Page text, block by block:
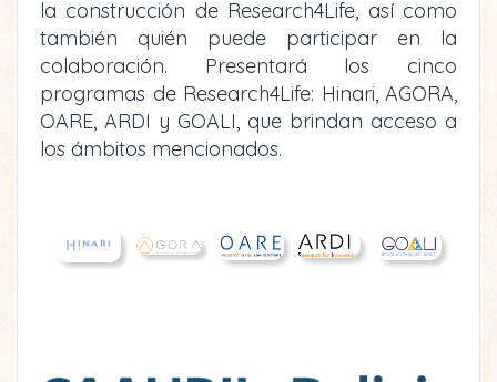
la construcción de Research4Life, así como
también quién puede participar en la
colaboración. Presentará los cinco
programas de Research4Life: Hinari, AGORA,
OARE, ARDI y GOALI, que brindan acceso a
los ámbitos mencionados.